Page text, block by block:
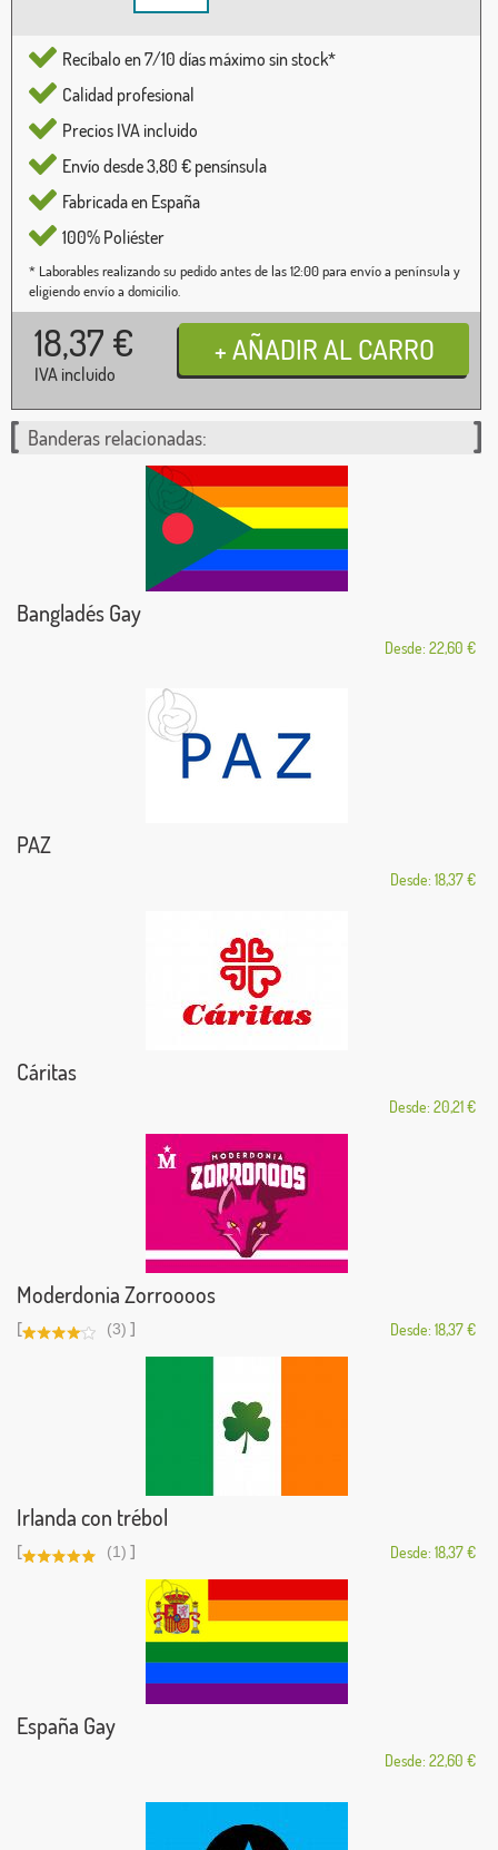
Recíbalo en 7/10 días máximo sin stock*
Calidad profesional
Precios IVA incluido
Envío desde 3,80 € pensínsula
Fabricada en España
100% Poliéster
* Laborables realizando su pedido antes de las 12:00 para envío a península y
eligiendo envío a domicilio.
18,37 €
IVA incluido
Banderas relacionadas:
Bangladés Gay
Desde: 22,60 €
PAZ
Desde: 18,37 €
Cáritas
Desde: 20,21 €
Moderdonia Zorroooos
[ (3) ] Desde: 18,37 €
Irlanda con trébol
[ (1) ] Desde: 18,37 €
España Gay
Desde: 22,60 €